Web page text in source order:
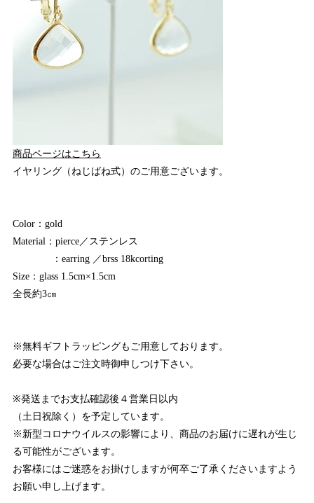
商品ページはこちら
イヤリング（ねじばね式）のご用意ございます。
Color：gold
Material：pierce／ステンレス
：earring ／brss 18kcorting
Size：glass 1.5cm×1.5cm
全長約3㎝
※無料ギフトラッピングもご用意しております。
必要な場合はご注文時御申しつけ下さい。
※発送までお支払確認後４営業日以内
（土日祝除く）を予定しています。
※新型コロナウイルスの影響により、商品のお届けに遅れが生じ
る可能性がございます。
お客様にはご迷惑をお掛けしますが何卒ご了承くださいますよう
お願い申し上げます。